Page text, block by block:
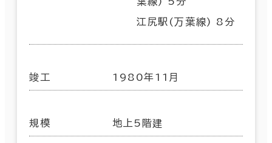
江尻駅(万葉線) 8分
竣工 1980年11月
規模 地上5階建